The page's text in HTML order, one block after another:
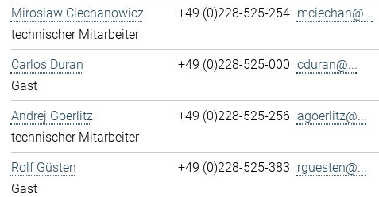
Miroslaw Ciechanowicz
technischer Mitarbeiter
+49 (0)228-525-254 mciechan@...
Carlos Duran
Gast
+49 (0)228-525-000 cduran@...
Andrej Goerlitz
technischer Mitarbeiter
+49 (0)228-525-256 agoerlitz@...
Rolf Güsten
Gast
+49 (0)228-525-383 rguesten@...